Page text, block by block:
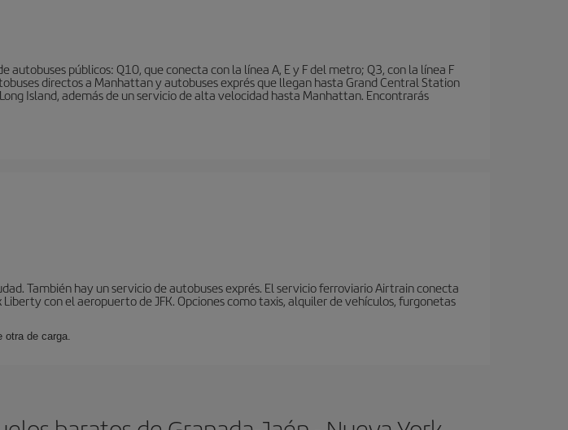
públicos: Q10, que conecta con la línea A, E y F del metro; Q3, con la línea F
directos a Manhattan y autobuses exprés que llegan hasta Grand Central Station
Island, además de un servicio de alta velocidad hasta Manhattan. Encontrarás
También hay un servicio de autobuses exprés. El servicio ferroviario Airtrain conecta
con el aeropuerto de JFK. Opciones como taxis, alquiler de vehículos, furgonetas
otra de carga.